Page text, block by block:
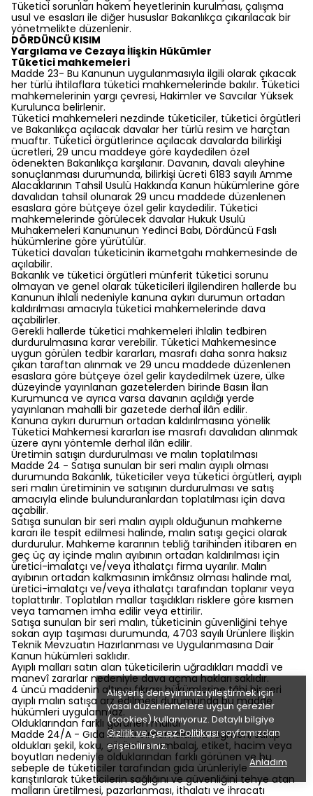
Alışveriş deneyiminizi iyileştirmek için
yasal düzenlemelere uygun çerezler
(cookies) kullanıyoruz. Detaylı bilgiye
Gizlilik ve Çerez Politikasısayfamızdan
erişebilirsiniz.
Anladım
Tüketici sorunları hakem heyetlerinin kurulması, çalışma
usul ve esasları ile diğer hususlar Bakanlıkça çıkarılacak bir
yönetmelikte düzenlenir.
DÖRDÜNCÜ KISIM
Yargılama ve Cezaya İlişkin Hükümler
Tüketici mahkemeleri
Madde 23- Bu Kanunun uygulanmasıyla ilgili olarak çıkacak
her türlü ihtilaflara tüketici mahkemelerinde bakılır. Tüketici
mahkemelerinin yargı çevresi, Hakimler ve Savcılar Yüksek
Kurulunca belirlenir.
Tüketici mahkemeleri nezdinde tüketiciler, tüketici örgütleri
ve Bakanlıkça açılacak davalar her türlü resim ve harçtan
muaftır. Tüketici örgütlerince açılacak davalarda bilirkişi
ücretleri, 29 uncu maddeye göre kaydedilen özel
ödenekten Bakanlıkça karşılanır. Davanın, davalı aleyhine
sonuçlanması durumunda, bilirkişi ücreti 6183 sayılı Amme
Alacaklarının Tahsil Usulü Hakkında Kanun hükümlerine göre
davalıdan tahsil olunarak 29 uncu maddede düzenlenen
esaslara göre bütçeye özel gelir kaydedilir. Tüketici
mahkemelerinde görülecek davalar Hukuk Usulü
Muhakemeleri Kanununun Yedinci Babı, Dördüncü Faslı
hükümlerine göre yürütülür.
Tüketici davaları tüketicinin ikametgahı mahkemesinde de
açılabilir.
Bakanlık ve tüketici örgütleri münferit tüketici sorunu
olmayan ve genel olarak tüketicileri ilgilendiren hallerde bu
Kanunun ihlali nedeniyle kanuna aykırı durumun ortadan
kaldırılması amacıyla tüketici mahkemelerinde dava
açabilirler.
Gerekli hallerde tüketici mahkemeleri ihlalin tedbiren
durdurulmasına karar verebilir. Tüketici Mahkemesince
uygun görülen tedbir kararları, masrafı daha sonra haksız
çıkan taraftan alınmak ve 29 uncu maddede düzenlenen
esaslara göre bütçeye özel gelir kaydedilmek üzere, ülke
düzeyinde yayınlanan gazetelerden birinde Basın İlan
Kurumunca ve ayrıca varsa davanın açıldığı yerde
yayınlanan mahalli bir gazetede derhal ilân edilir.
Kanuna aykırı durumun ortadan kaldırılmasına yönelik
Tüketici Mahkemesi kararları ise masrafı davalıdan alınmak
üzere aynı yöntemle derhal ilân edilir.
Üretimin satışın durdurulması ve malın toplatılması
Madde 24 - Satışa sunulan bir seri malın ayıplı olması
durumunda Bakanlık, tüketiciler veya tüketici örgütleri, ayıplı
seri malın üretiminin ve satışının durdurulması ve satış
amacıyla elinde bulunduranlardan toplatılması için dava
açabilir.
Satışa sunulan bir seri malın ayıplı olduğunun mahkeme
kararı ile tespit edilmesi halinde, malın satışı geçici olarak
durdurulur. Mahkeme kararının tebliğ tarihinden itibaren en
geç üç ay içinde malın ayıbının ortadan kaldırılması için
üretici-imalatçı ve/veya ithalatçı firma uyarılır. Malın
ayıbının ortadan kalkmasının imkânsız olması halinde mal,
üretici-imalatçı ve/veya ithalatçı tarafından toplanır veya
toplattırılır. Toplatılan mallar taşıdıkları risklere göre kısmen
veya tamamen imha edilir veya ettirilir.
Satışa sunulan bir seri malın, tüketicinin güvenliğini tehye
sokan ayıp taşıması durumunda, 4703 sayılı Ürünlere İlişkin
Teknik Mevzuatın Hazırlanması ve Uygulanmasına Dair
Kanun hükümleri saklıdır.
Ayıplı malları satın alan tüketicilerin uğradıkları maddî ve
manevî zararlar nedeniyle dava açma hakları saklıdır.
4 üncü maddenin altıncı fıkrası hükümlerine tâbi bir seri
ayıplı malın satışa arz edilmesi durumunda bu madde
hükümleri uygulanmaz.
Olduklarından farklı görünen mallar
Madde 24/A - Gıda ürünü olmamalarına rağmen, sahip
oldukları şekil, koku, görünüm, ambalaj, etiket, hacim veya
boyutları nedeniyle olduklarından farklı görünen ve bu
sebeple de tüketiciler tarafından gıda ürünleriyle
karıştırılarak tüketicilerin sağlığını ve güvenliğini tehye atan
malların üretilmesi, pazarlanması, ithalatı ve ihracatı